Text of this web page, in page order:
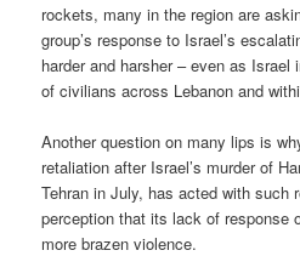
rockets, many in the region are
group’s response to Israel’s
harder and harsher – even as
of civilians across Lebanon and
Another question on many lips is
retaliation after Israel’s murder of
Tehran in July, has acted with such
perception that its lack of response
more brazen violence.